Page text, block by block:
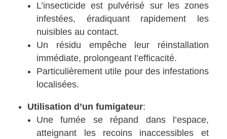
L’insecticide est pulvérisé sur les zones
infestées, éradiquant rapidement les
nuisibles au contact.
Un résidu empêche leur réinstallation
immédiate, prolongeant l’efficacité.
Particulièrement utile pour des infestations
localisées.
Utilisation d’un fumigateur:
Une fumée se répand dans l’espace,
atteignant les recoins inaccessibles et